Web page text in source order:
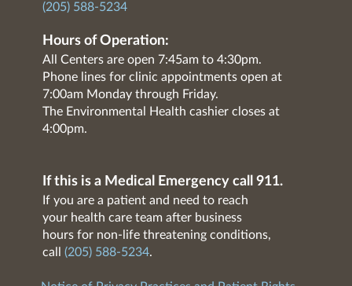
(205) 588-5234
Hours of Operation:
All Centers are open 7:45am to 4:30pm.
Phone lines for clinic appointments open at
7:00am Monday through Friday.
The Environmental Health cashier closes at
4:00pm.
If this is a Medical Emergency call 911.
If you are a patient and need to reach
your health care team after business
hours for non-life threatening conditions,
call (205) 588-5234.